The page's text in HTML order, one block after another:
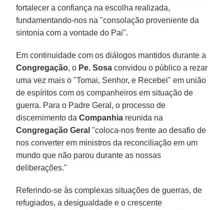
fortalecer a confiança na escolha realizada,
fundamentando-nos na "consolação proveniente da
sintonia com a vontade do Pai".
Em continuidade com os diálogos mantidos durante a
Congregação, o Pe. Sosa convidou o público a rezar
uma vez mais o "Tomai, Senhor, e Recebei" em união
de espíritos com os companheiros em situação de
guerra. Para o Padre Geral, o processo de
discernimento daCompanhia reunida na
Congregação Geral "coloca-nos frente ao desafio de
nos converter em ministros da reconciliação em um
mundo que não parou durante as nossas
deliberações."
Referindo-se às complexas situações de guerras, de
refugiados, a desigualdade e o crescente